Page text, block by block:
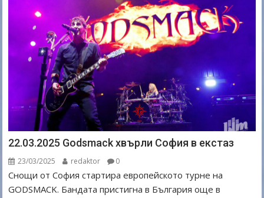
22.03.2025 Godsmack хвърли София в екстаз
23/03/2025 redaktor 0
Снощи от София стартира европейското турне на
GODSMACK. Бандата пристигна в България още в